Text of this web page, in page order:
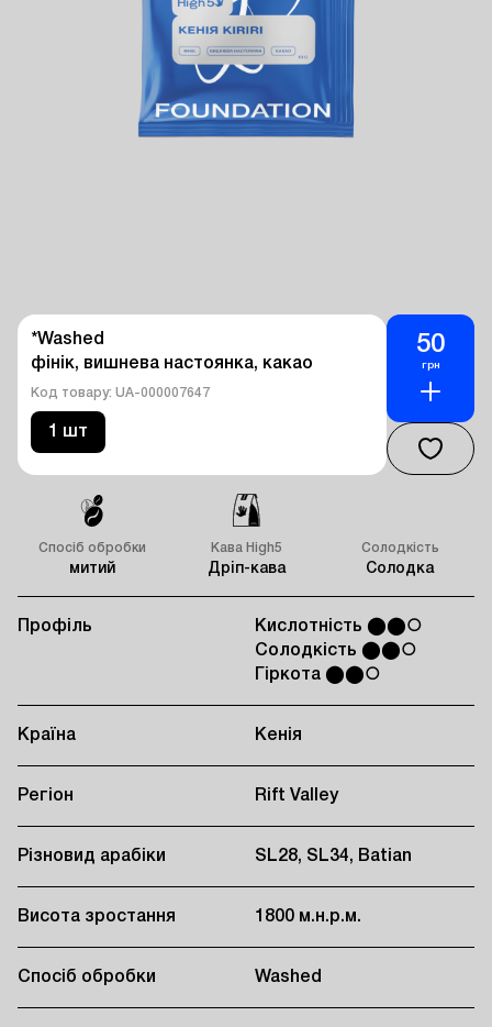
*Washed
фінік, вишнева настоянка, какао
Код товару: UA-000007647
1 шт
50
грн
Спосіб обробки
митий
Кава High5
Дріп-кава
Солодкість
Солодка
Профіль
Кислотність ⬤⬤○
Солодкість ⬤⬤○
Гіркота ⬤⬤○
Країна Кенія
Регіон Rift Valley
Різновид арабіки SL28, SL34, Batian
Висота зростання 1800 м.н.р.м.
Спосіб обробки Washed